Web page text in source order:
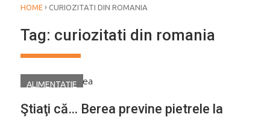
HOME › CURIOZITATI DIN ROMANIA
Tag: curiozitati din romania
ALIMENTAŢIE
Ştiaţi că… Berea previne pietrele la